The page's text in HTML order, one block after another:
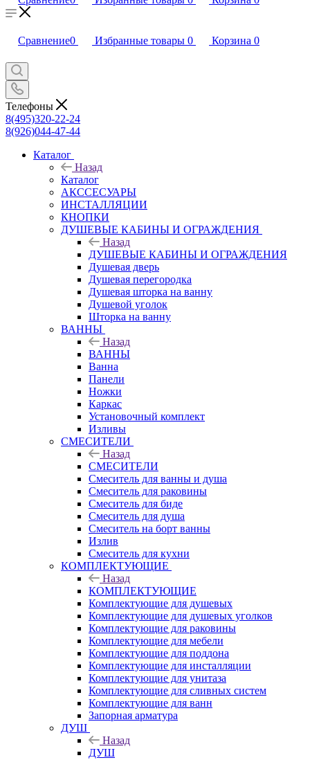
Сравнение0 Избранные товары 0 Корзина 0
Телефоны
8(495)320-22-24
8(926)044-47-44
Каталог
Назад
Каталог
АКССЕСУАРЫ
ИНСТАЛЛЯЦИИ
КНОПКИ
ДУШЕВЫЕ КАБИНЫ И ОГРАЖДЕНИЯ
Назад
ДУШЕВЫЕ КАБИНЫ И ОГРАЖДЕНИЯ
Душевая дверь
Душевая перегородка
Душевая шторка на ванну
Душевой уголок
Шторка на ванну
ВАННЫ
Назад
ВАННЫ
Ванна
Панели
Ножки
Каркас
Установочный комплект
Изливы
СМЕСИТЕЛИ
Назад
СМЕСИТЕЛИ
Смеситель для ванны и душа
Смеситель для раковины
Смеситель для биде
Смеситель для душа
Смеситель на борт ванны
Излив
Смеситель для кухни
КОМПЛЕКТУЮЩИЕ
Назад
КОМПЛЕКТУЮЩИЕ
Комплектующие для душевых
Комплектующие для душевых уголков
Комплектующие для раковины
Комплектующие для мебели
Комплектующие для поддона
Комплектующие для инсталляции
Комплектующие для унитаза
Комплектующие для сливных систем
Комплектующие для ванн
Запорная арматура
ДУШ
Назад
ДУШ